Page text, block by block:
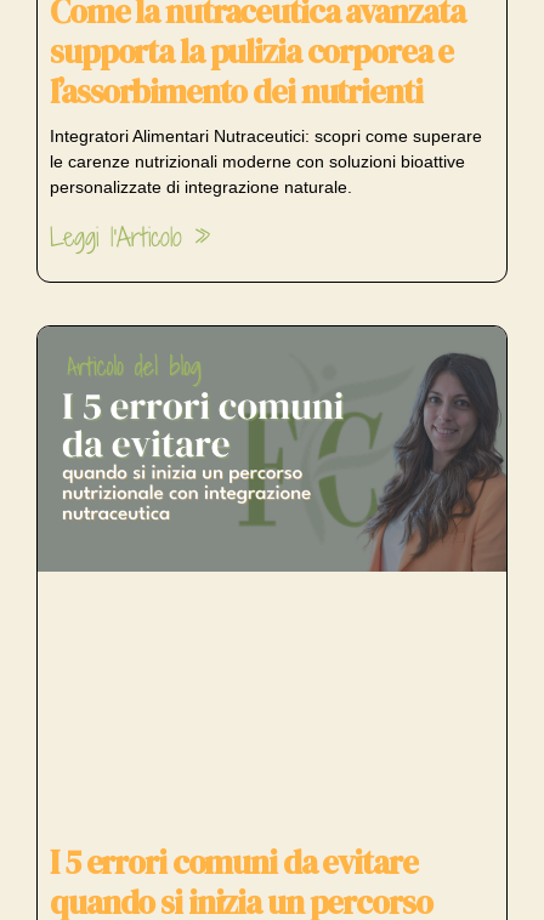
Come la nutraceutica avanzata
supporta la pulizia corporea e
l’assorbimento dei nutrienti
Integratori Alimentari Nutraceutici: scopri come superare
le carenze nutrizionali moderne con soluzioni bioattive
personalizzate di integrazione naturale.
Leggi l'Articolo »
I 5 errori comuni da evitare
quando si inizia un percorso